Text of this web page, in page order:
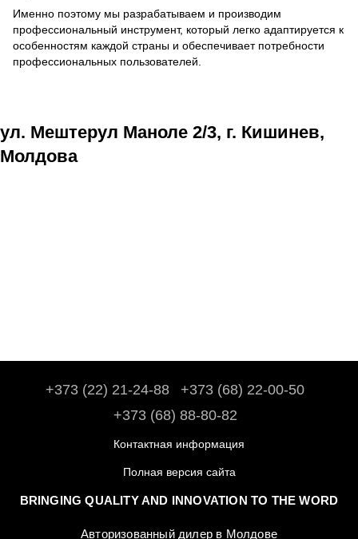
Именно поэтому мы разрабатываем и производим
профессиональный инструмент, который легко адаптируется к
особенностям каждой страны и обеспечивает потребности
профессиональных пользователей.
ул. Мештерул Маноле 2/3, г. Кишинев,
Молдова
+373 (22) 21-24-88
+373 (68) 22-00-50
+373 (68) 88-80-82
Контактная информация
Полная версия сайта
BRINGING QUALITY AND INNOVATION TO THE WORD
Авторизованный дилер в Молдове